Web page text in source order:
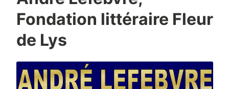
Fondation littéraire Fleur
de Lys